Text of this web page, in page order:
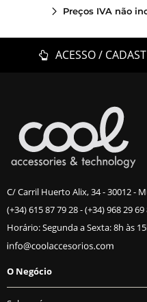
Preços IVA não
ACESSO /
C/ Carril Huerto Alix, 34 - 30012 -
(+34) 615 87 79 28-(+34) 968 29 69
Horário: Segunda a Sexta: 8h às
O Negócio